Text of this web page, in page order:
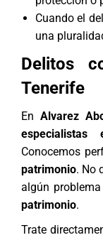
Cuando el
una
Delitos
Tenerife
En Alvarez
Conocemos
patrimonio. No
algún
patrimonio.
Trate